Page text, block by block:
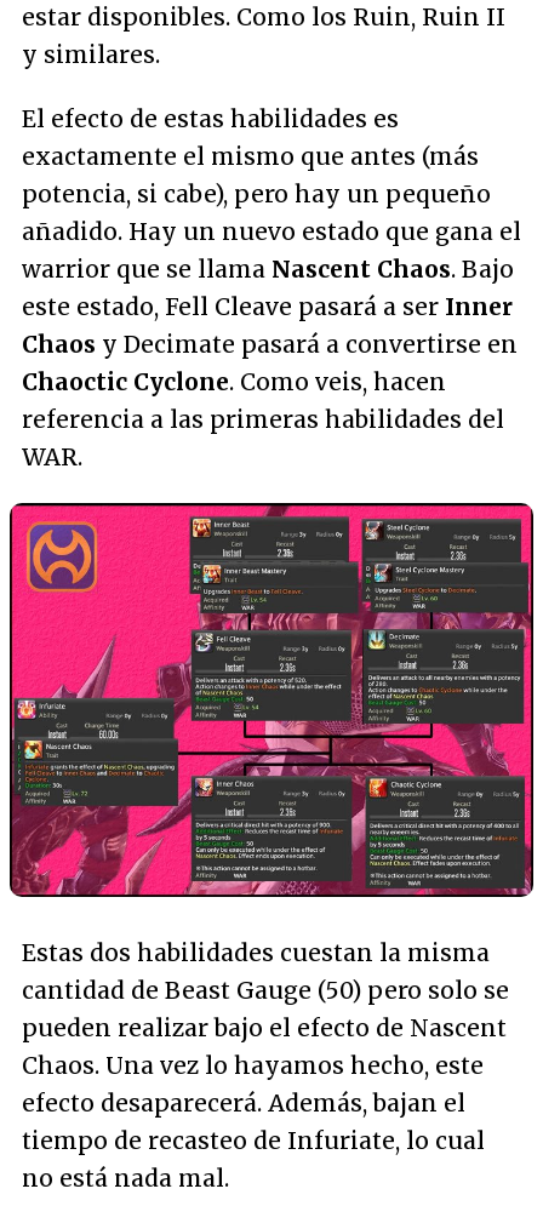
estar disponibles. Como los Ruin, Ruin II
y similares.
El efecto de estas habilidades es
exactamente el mismo que antes (más
potencia, si cabe), pero hay un pequeño
añadido. Hay un nuevo estado que gana el
warrior que se llama Nascent Chaos. Bajo
este estado, Fell Cleave pasará a ser Inner
Chaos y Decimate pasará a convertirse en
Chaoctic Cyclone. Como veis, hacen
referencia a las primeras habilidades del
WAR.
Estas dos habilidades cuestan la misma
cantidad de Beast Gauge (50) pero solo se
pueden realizar bajo el efecto de Nascent
Chaos. Una vez lo hayamos hecho, este
efecto desaparecerá. Además, bajan el
tiempo de recasteo de Infuriate, lo cual
no está nada mal.